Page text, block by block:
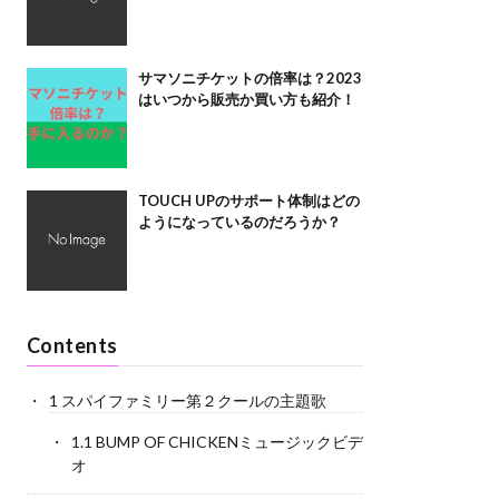
サマソニチケットの倍率は？2023
はいつから販売か買い方も紹介！
TOUCH UPのサポート体制はどの
ようになっているのだろうか？
Contents
1 スパイファミリー第２クールの主題歌
1.1 BUMP OF CHICKENミュージックビデ
オ